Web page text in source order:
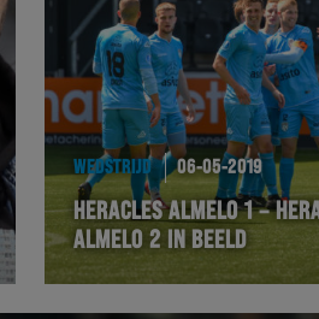
WEDSTRIJD 06-05-2019
HERACLES ALMELO 1 –
ALMELO 2 IN BEELD